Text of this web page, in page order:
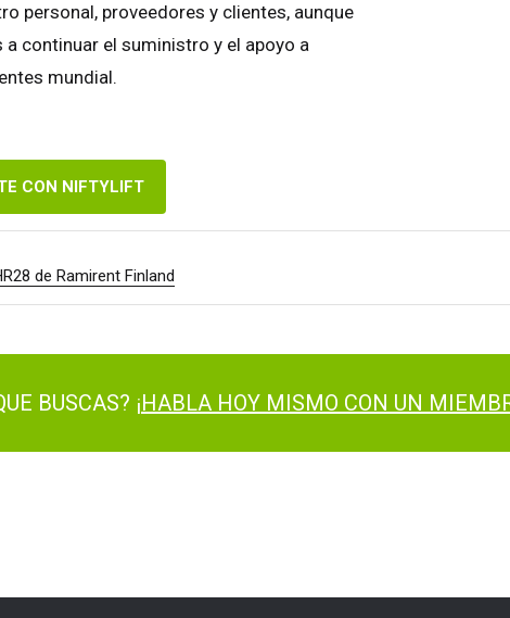
personal, proveedores y clientes, aunque
continuar el suministro y el apoyo a
mundial.
CON NIFTYLIFT
de Ramirent Finland
BUSCAS? ¡HABLA HOY MISMO CON UN
Unido
English
Unidos